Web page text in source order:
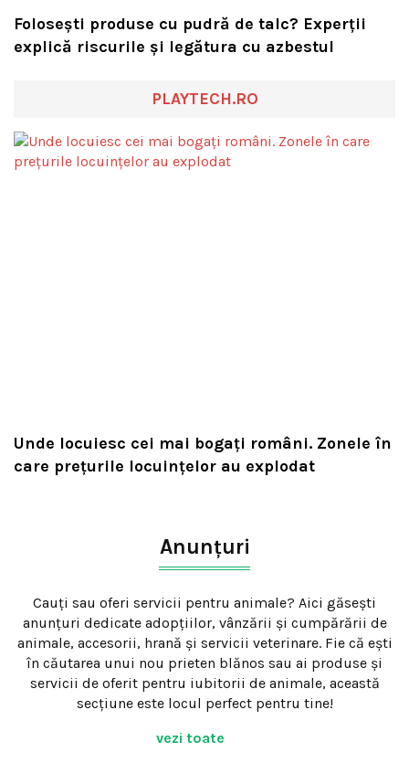
Folosești produse cu pudră de talc? Experții
explică riscurile și legătura cu azbestul
PLAYTECH.RO
Unde locuiesc cei mai bogați români. Zonele în
care prețurile locuințelor au explodat
Anunțuri
Cauți sau oferi servicii pentru animale? Aici găsești
anunțuri dedicate adopțiilor, vânzării și cumpărării de
animale, accesorii, hrană și servicii veterinare. Fie că ești
în căutarea unui nou prieten blănos sau ai produse și
servicii de oferit pentru iubitorii de animale, această
secțiune este locul perfect pentru tine!
vezi toate